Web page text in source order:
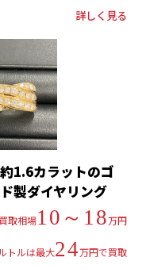
詳しく見る
1.6カラットのゴ
製ダイヤリング
買取相場10～18万円
トルは最大24万円で買取